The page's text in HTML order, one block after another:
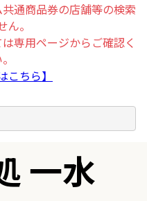
通商品券の店舗等の検索
ん。
専用ページからご確認く
こちら】
一水